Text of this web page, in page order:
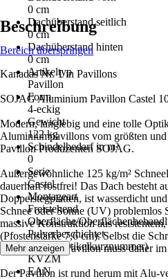
0 cm
Dachüberstand seitlich
0 cm
Dachüberstand hinten
0 cm
Artikeltyp
Pavillon
Form
4-eckig
Gewicht
122 kg
Schindelbedarf in m²
0
Serie
Castel
Montageart
Freistehend
Oberfläche/
Pulverbeschichtet
AKN (Artikelkurznummer)
KVZM
EAN
Beschreibung
Bereich überspringen
Kanadas Nr. 1 in Pavillons
SOJAG Aluminium Pavillon Castel
Modern, langlebig und eine tolle
Aluminiumpavillons vom größten und
Pavillon Produzenten SOJAG.
Außergewöhnliche 125 kg/m²
dauerhaft rostfrei! Das Dach besteht
Doppelstegplatten, ist wasserdicht
Schnee oder Sonne (UV) problemlos
massive Konstruktion aus
(Pfostenstärke 7,6 cm). Selbst die
Edelstahl. Der Pavillon muss daher
Der Pavillon ist rund herum mit Alu-
Mehr anzeigen